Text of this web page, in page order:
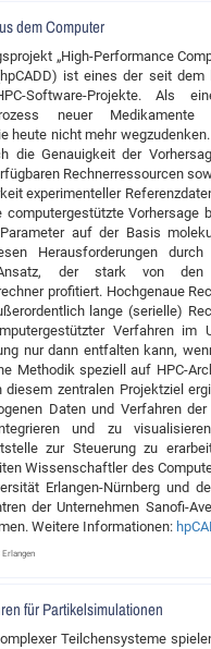
dem Computer
„High-Performance
ist eines der seit
Software-Projekte. Als
neuer
heute nicht mehr
die Genauigkeit der
Rechnerressourcen
experimenteller
computergestützte Vorhersage
auf der Basis
Herausforderungen
der stark von den
profitiert. Hochgenaue
lange (serielle)
Verfahren im
nur dann entfalten kann,
Methodik speziell auf HPC-
diesem zentralen Projektziel
Daten und Verfahren
und zu
zur Steuerung zu
Wissenschaftler des
Erlangen-Nürnberg und
der Unternehmen Sanofi-
Weitere Informationen:
Erlangen
für Partikelsimulationen
Teilchensysteme